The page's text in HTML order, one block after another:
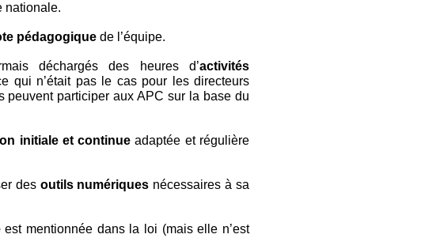
nationale.
pédagogique de l’équipe.
déchargés des heures d’activités
qui n’était pas le cas pour les directeurs
participer aux APC sur la base du
initiale et continue adaptée et régulière
des outils numériques nécessaires à sa
est mentionnée dans la loi (mais elle n’est